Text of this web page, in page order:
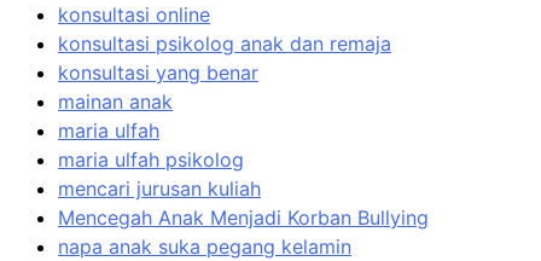
konsultasi online
konsultasi psikolog anak dan remaja
konsultasi yang benar
mainan anak
maria ulfah
maria ulfah psikolog
mencari jurusan kuliah
Mencegah Anak Menjadi Korban Bullying
napa anak suka pegang kelamin